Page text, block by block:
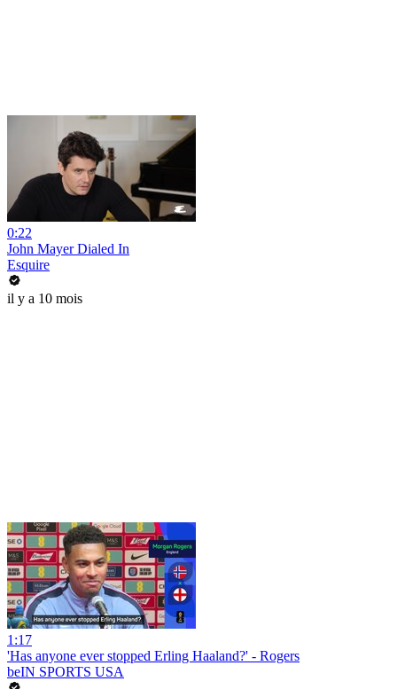
0:22
John Mayer Dialed In
Esquire
il y a 10 mois
1:17
'Has anyone ever stopped Erling Haaland?' - Rogers
beIN SPORTS USA